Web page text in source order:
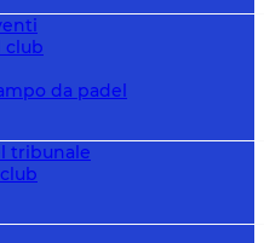
club
da padel
tribunale